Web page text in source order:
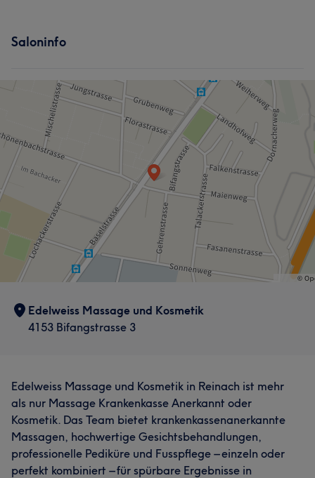
Saloninfo
Edelweiss Massage und Kosmetik
4153 Bifangstrasse 3
Edelweiss Massage und Kosmetik in Reinach ist mehr
als nur Massage Krankenkasse Anerkannt oder
Kosmetik. Das Team bietet krankenkassenanerkannte
Massagen, hochwertige Gesichtsbehandlungen,
professionelle Pediküre und Fusspflege – einzeln oder
perfekt kombiniert – für spürbare Ergebnisse in